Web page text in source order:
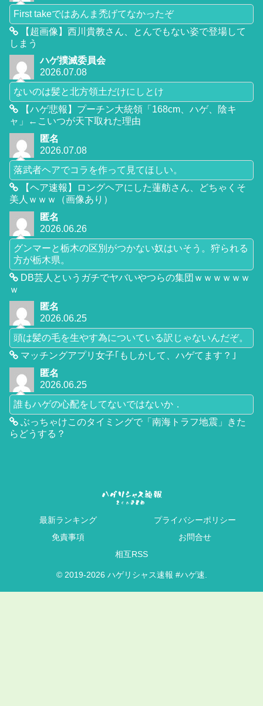
First takeではあんま禿げてなかったぞ
【超画像】西川貴教さん、とんでもない姿で登場して
しまう
ハゲ撲滅委員会
2026.07.08
ないのは髪と北方領土だけにしとけ
【ハゲ悲報】プーチン大統領「168cm、ハゲ、陰キ
ャ」←こいつが天下取れた理由
匿名
2026.07.08
落武者ヘアでコラを作って見てほしい。
【ヘア速報】ロングヘアにした蓮舫さん、どちゃくそ
美人ｗｗｗ（画像あり）
匿名
2026.06.26
グンマーと栃木の区別がつかない奴はいそう。狩られる
方が栃木県。
DB芸人というガチでヤバいやつらの集団ｗｗｗｗｗｗ
ｗ
匿名
2026.06.25
頭は髪の毛を生やす為についている訳じゃないんだぞ。
マッチングアプリ女子｢もしかして、ハゲてます？｣
匿名
2026.06.25
誰もハゲの心配をしてないではないか．
ぶっちゃけこのタイミングで「南海トラフ地震」きた
らどうする？
最新ランキング
プライバシーポリシー
免責事項
お問合せ
相互RSS
© 2019-2026 ハゲリシャス速報 #ハゲ速.